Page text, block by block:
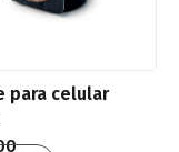
para celular